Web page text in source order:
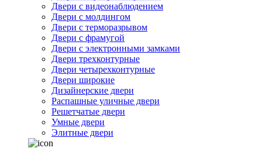
Двери с видеонаблюдением
Двери с молдингом
Двери с терморазрывом
Двери с фрамугой
Двери с электронными замками
Двери трехконтурные
Двери четырехконтурные
Двери широкие
Дизайнерские двери
Распашные уличные двери
Решетчатые двери
Умные двери
Элитные двери